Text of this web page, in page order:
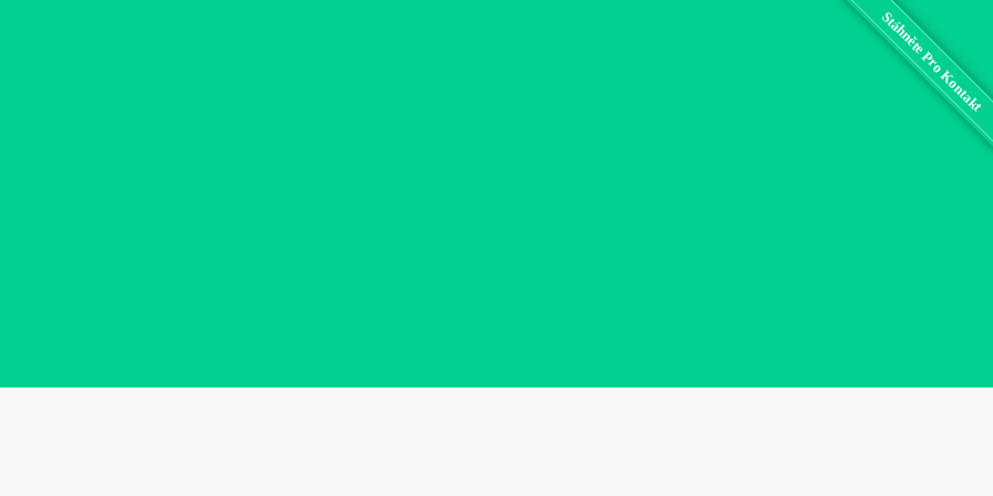
Stáhněte Pro Kontakt